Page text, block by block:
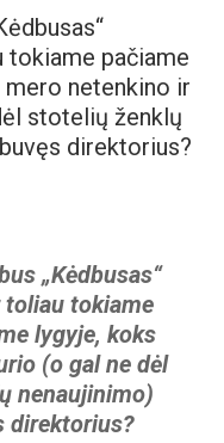
pačiame
mero netenkino ir
stotelių ženklų
direktorius?
„Kėdbusas“
tokiame
lygyje, koks
(o gal ne dėl
nenaujinimo)
direktorius?